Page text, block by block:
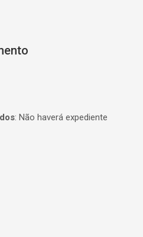
: Não haverá expediente